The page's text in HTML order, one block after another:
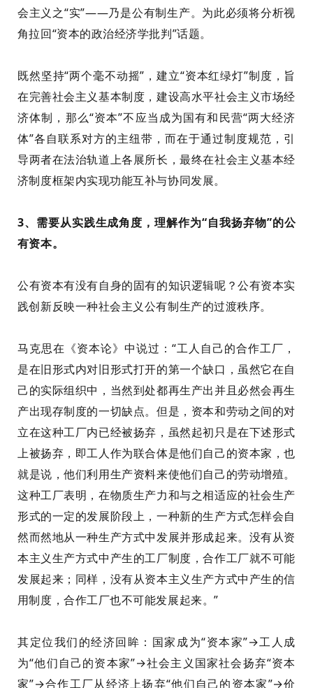
会主义之“实”——乃是公有制生产。 为此必须将分析视
角拉回“资本的政治经济学批判”话题。
既然坚持“两个毫不动摇”，建立“资本红绿灯”制度，旨
在完善社会主义基本制度，建设高水平社会主义市场经
济体制，那么“资本”不应当成为国有和民营“两大经济
体”各自联系对方的主纽带 ，而在于通过制度规范，引
导两者在法治轨道上各展所长，最终在社会主义基本经
济制度框架内实现功能互补与协同发展。
3、 需要从实践生成角度 ，理解作为“自我扬弃物”的公
有资本。
公有资本有没有自身的固有的知识逻辑呢？公有资本实
践创新反映一种社会主义公有制生产的过渡秩序。
马克思在《资本论》中说过：“工人自己的合作工厂，
是在旧形式内对旧形式打开的第一个缺口，虽然它在自
己的实际组织中，当然到处都再生产出并且必然会再生
产出现存制度的一切缺点。但是，资本和劳动之间的对
立在这种工厂内已经被扬弃，虽然起初只是在下述形式
上被扬弃，即工人作为联合体是他们自己的资本家，也
就是说，他们利用生产资料来使他们自己的劳动增殖。
这种工厂表明，在物质生产力和与之相适应的社会生产
形式的一定的发展阶段上，一种新的生产方式怎样会自
然而然地从一种生产方式中发展并形成起来。没有从资
本主义生产方式中产生的工厂制度，合作工厂就不可能
发展起来；同样，没有从资本主义生产方式中产生的信
用制度，合作工厂也不可能发展起来。”
其定位我们的经济回眸： 国家成为“资本家”→工人成
为“他们自己的资本家”→社会主义国家社会扬弃“资本
家”→合作工厂从经济上扬弃“他们自己的资本家”→价